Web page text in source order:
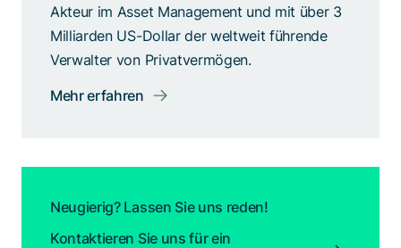
Akteur im Asset Management und mit über 3
Milliarden US-Dollar der weltweit führende
Verwalter von Privatvermögen.
Mehr erfahren
Neugierig? Lassen Sie uns reden!
Kontaktieren Sie uns für ein